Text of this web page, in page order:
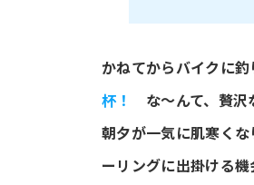
かねてからバイクに
杯！
な～んて、贅
朝夕が一気に肌寒く
ーリングに出掛ける